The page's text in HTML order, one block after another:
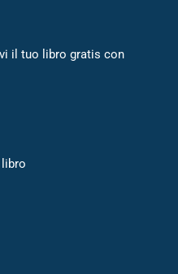
il tuo libro gratis con